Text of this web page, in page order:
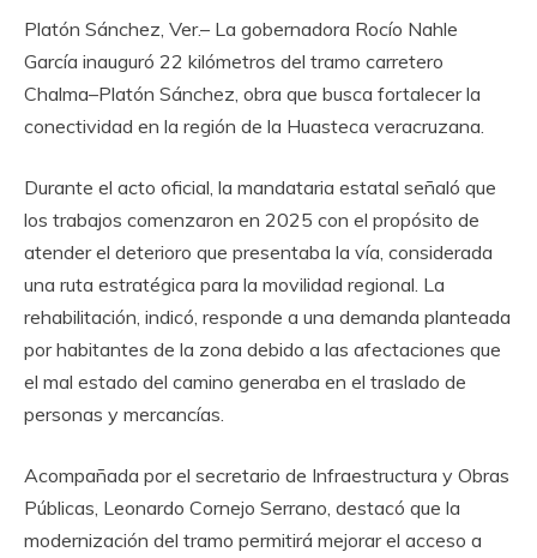
Platón Sánchez, Ver.– La gobernadora Rocío Nahle
García inauguró 22 kilómetros del tramo carretero
Chalma–Platón Sánchez, obra que busca fortalecer la
conectividad en la región de la Huasteca veracruzana.
Durante el acto oficial, la mandataria estatal señaló que
los trabajos comenzaron en 2025 con el propósito de
atender el deterioro que presentaba la vía, considerada
una ruta estratégica para la movilidad regional. La
rehabilitación, indicó, responde a una demanda planteada
por habitantes de la zona debido a las afectaciones que
el mal estado del camino generaba en el traslado de
personas y mercancías.
Acompañada por el secretario de Infraestructura y Obras
Públicas, Leonardo Cornejo Serrano, destacó que la
modernización del tramo permitirá mejorar el acceso a